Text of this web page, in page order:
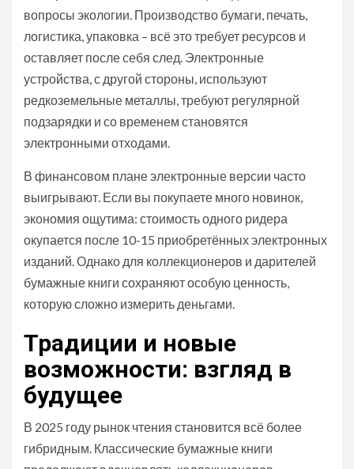
вопросы экологии. Производство бумаги, печать,
логистика, упаковка – всё это требует ресурсов и
оставляет после себя след. Электронные
устройства, с другой стороны, используют
редкоземельные металлы, требуют регулярной
подзарядки и со временем становятся
электронными отходами.
В финансовом плане электронные версии часто
выигрывают. Если вы покупаете много новинок,
экономия ощутима: стоимость одного ридера
окупается после 10-15 приобретённых электронных
изданий. Однако для коллекционеров и дарителей
бумажные книги сохраняют особую ценность,
которую сложно измерить деньгами.
Традиции и новые
возможности: взгляд в
будущее
В 2025 году рынок чтения становится всё более
гибридным. Классические бумажные книги